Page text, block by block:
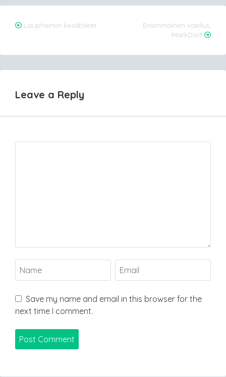
Post
Laupheimin kesäbileet
Ensimmäinen vaellus,
MarkDorf
Leave a Reply
Save my name and email in this browser for the
next time I comment.